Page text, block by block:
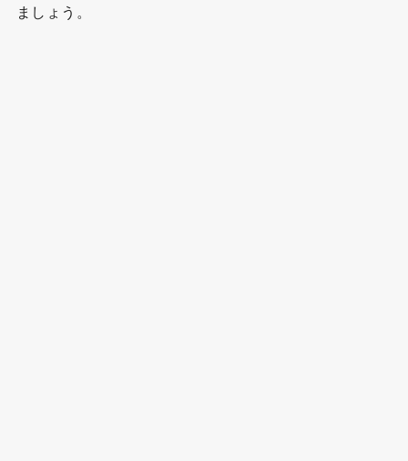
ましょう。